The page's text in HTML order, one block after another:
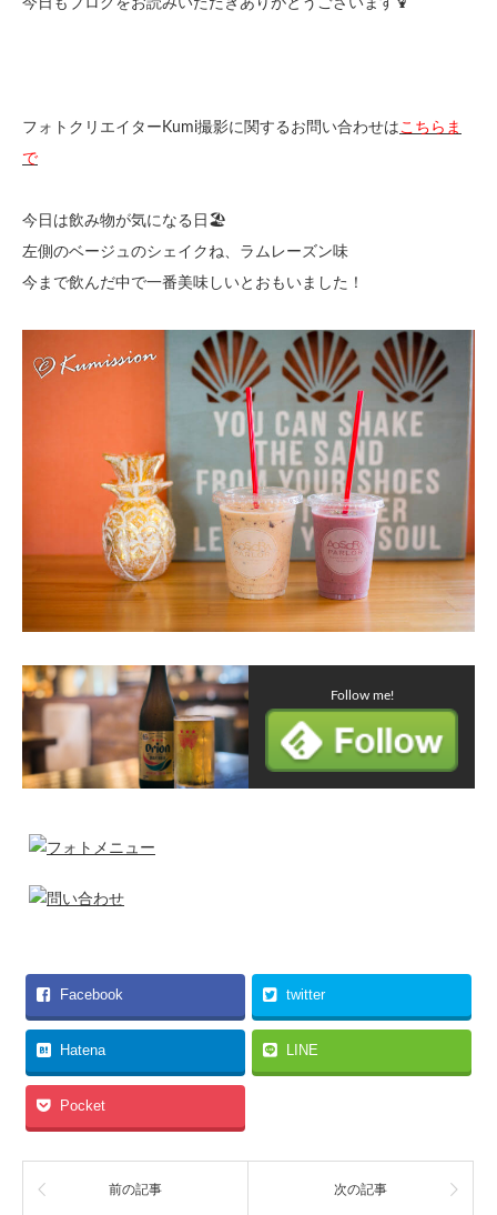
今日もブログをお読みいただきありがとうございます🍹
フォトクリエイターKumi撮影に関するお問い合わせはこちらま
で
今日は飲み物が気になる日🏖
左側のベージュのシェイクね、ラムレーズン味
今まで飲んだ中で一番美味しいとおもいました！
Follow me!
Facebook twitter
Hatena LINE
Pocket
前の記事 次の記事